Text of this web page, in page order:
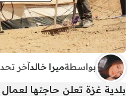
بواسطةميرا خالد آخر
بلدية غزة تعلن حاجتها